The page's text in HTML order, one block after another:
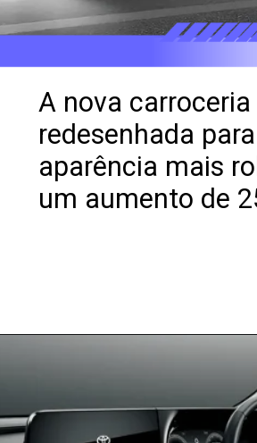
A nova
redesenhada
aparência mais
um aumento de